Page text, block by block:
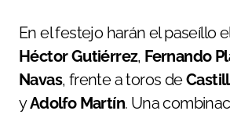
En el festejo harán el paseíllo
Héctor Gutiérrez, Fernando
Navas, frente a toros de
yAdolfo Martín. Una